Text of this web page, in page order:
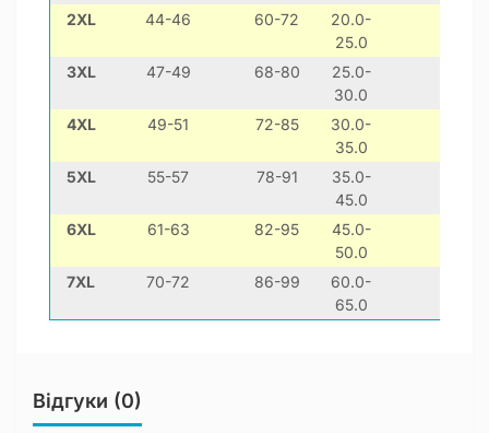
2XL
44-46 60-72
20.0-
25.0
3XL
47-49 68-80
25.0-
30.0
4XL 49-51 72-85
30.0-
35.0
5XL
55-57 78-91
35.0-
45.0
6XL
61-63 82-95
45.0-
50.0
7XL
70-72 86-99
60.0-
65.0
Відгуки (0)